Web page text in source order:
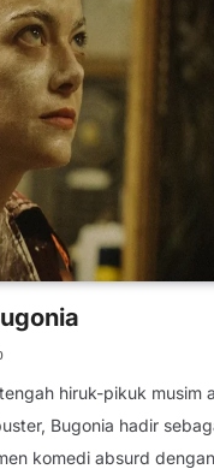
hiruk-pikuk musim
Bugonia hadir
komedi absurd dengan